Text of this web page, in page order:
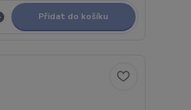
Přidat do košíku